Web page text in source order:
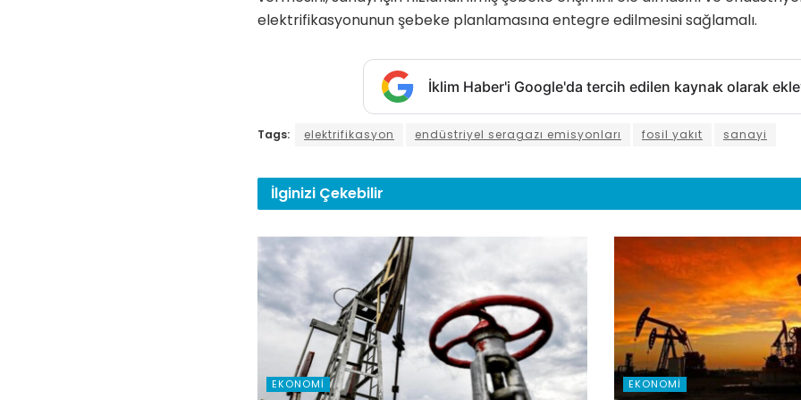
elektrifikasyonunun şebeke planlamasına entegre edilmesini sağlamalı.
İklim Haber'i Google'da tercih edilen kaynak olarak
Tags: elektrifikasyon endüstriyel seragazı emisyonları fosil yakıt sanayi
İlginizi Çekebilir
EKONOMI EKONOMI